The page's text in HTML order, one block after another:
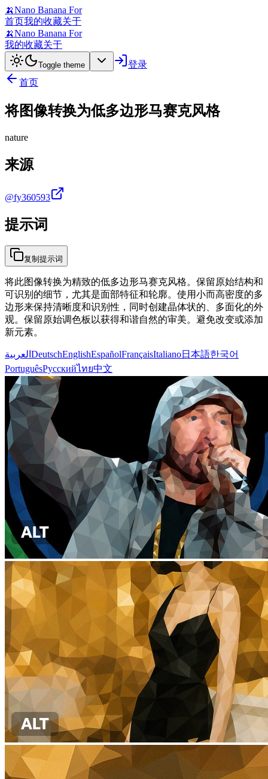
🍌Nano Banana For
首页我的收藏关于
🍌Nano Banana For
我的收藏关于
Toggle theme
登录
首页
将图像转换为低多边形马赛克风格
nature
来源
@fy360593
提示词
复制提示词
将此图像转换为精致的低多边形马赛克风格。保留原始结构和
可识别的细节，尤其是面部特征和轮廓。使用小而高密度的多
边形来保持清晰度和识别性，同时创建晶体状的、多面化的外
观。保留原始调色板以获得和谐自然的审美。避免改变或添加
新元素。
العربية DeutschEnglishEspañolFrançaisItaliano日本語한국어
PortuguêsРусскийไทย中文